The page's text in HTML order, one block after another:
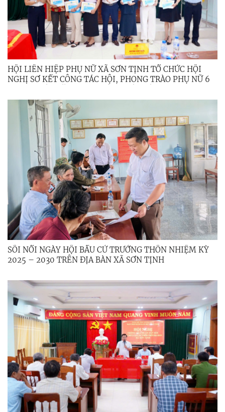
HỘI LIÊN HIỆP PHỤ NỮ XÃ SƠN TỊNH TỔ CHỨC HỘI
NGHỊ SƠ KẾT CÔNG TÁC HỘI, PHONG TRÀO PHỤ NỮ 6
ĐOẠN 2021 – 2026
SÔI NỔI NGÀY HỘI BẦU CỬ TRƯỞNG THÔN NHIỆM KỲ
2025 – 2030 TRÊN ĐỊA BÀN XÃ SƠN TỊNH